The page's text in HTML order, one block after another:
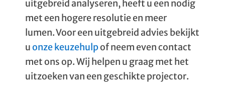
uitgebreid analyseren, heeft u een nodig
met een hogere resolutie en meer
lumen. Voor een uitgebreid advies bekijkt
uonze keuzehulpof neem even contact
met ons op. Wij helpen u graag met het
uitzoeken van een geschikte projector.